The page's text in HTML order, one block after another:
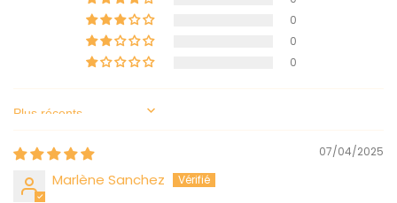
0
0
0
Sort by
07/04/2025
Marlène Sanchez